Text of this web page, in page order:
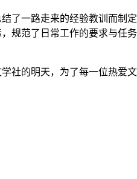
了一路走来的经验教训而制
规范了日常工作的要求与任
社的明天，为了每一位热爱